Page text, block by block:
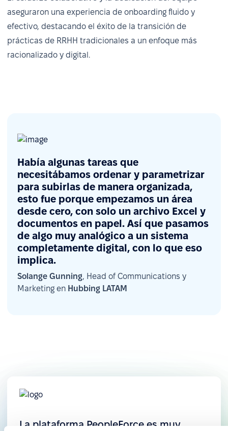
Gestión de licencias y cumplimiento
As leave requests increased ahead of the
vacation season, the team used PeopleForce to
configure all local leave types, including exam
Lanzamiento de encuestas internas de
aseguraron una experiencia de onboarding fluido y
efectivo, destacando el éxito de la transición de
prácticas de RRHH tradicionales a un enfoque más
racionalizado y digital.
Había algunas tareas que
necesitábamos ordenar y parametrizar
para subirlas de manera organizada,
esto fue porque empezamos un área
desde cero, con solo un archivo Excel y
documentos en papel. Así que pasamos
de algo muy analógico a un sistema
completamente digital, con lo que eso
implica.
Solange Gunning, Head of Communications y
Marketing en Hubbing LATAM
La plataforma PeopleForce es muy